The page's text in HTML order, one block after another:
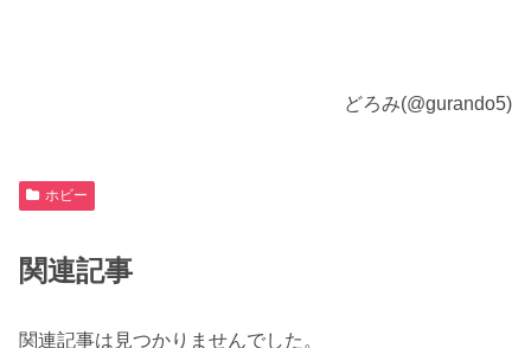
どろみ(@gurando5)
ホビー
関連記事
関連記事は見つかりませんでした。